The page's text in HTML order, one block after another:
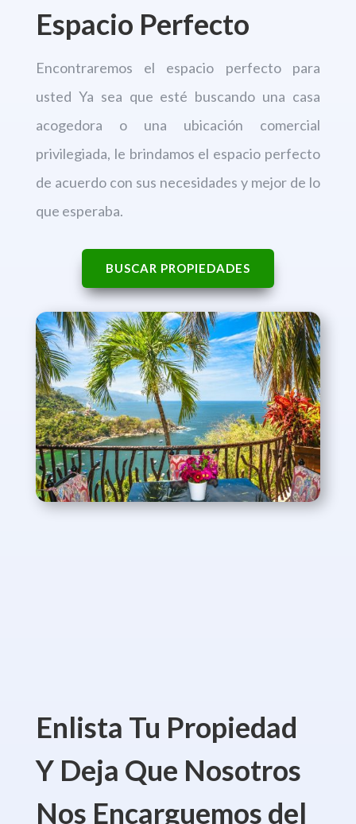
Espacio Perfecto
Encontraremos el espacio perfecto para
usted Ya sea que esté buscando una casa
acogedora o una ubicación comercial
privilegiada, le brindamos el espacio perfecto
de acuerdo con sus necesidades y mejor de lo
que esperaba.
BUSCAR PROPIEDADES
Enlista Tu Propiedad
Y Deja Que Nosotros
Nos Encarguemos del